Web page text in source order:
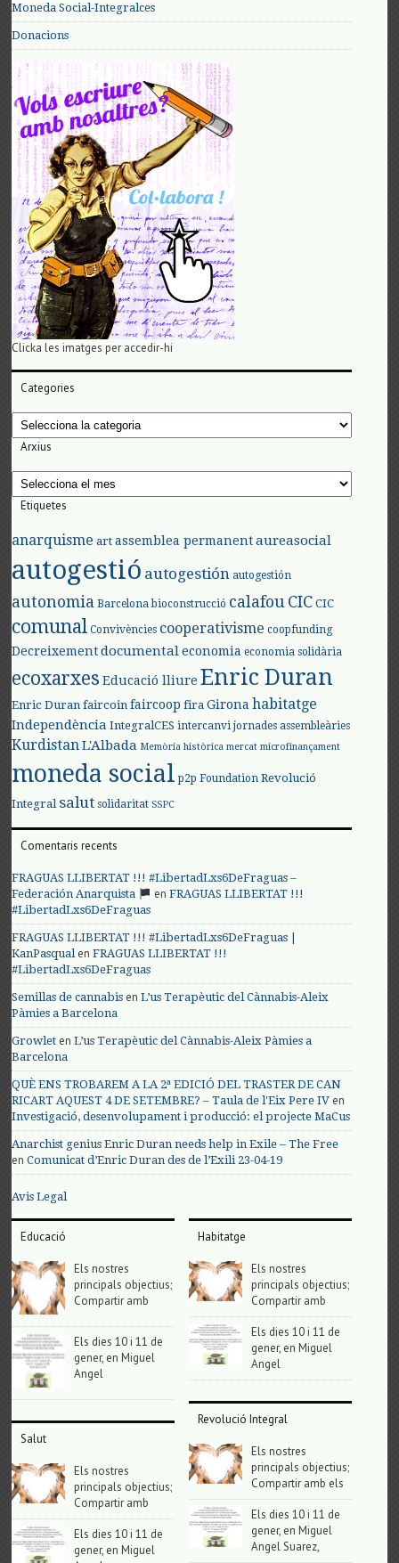
Moneda Social-Integralces
Donacions
Clicka les imatges per accedir-hi
Categories
Categories
Arxius
Arxius
Etiquetes
anarquisme art assemblea permanent aureasocial
autogestió autogestión autogestión
autonomia Barcelona bioconstrucció calafouCIC CIC
comunal Convivències cooperativisme coopfunding
Decreixement documental economia economia solidària
ecoxarxes Educació lliure Enric Duran
Enric Duran faircoin faircoop fira Girona habitatge
Independència IntegralCES intercanvi jornades assembleàries
KurdistanL'Albada Memòria històrica mercat microfinançament
moneda social p2p Foundation Revolució
Integral salut solidaritat SSPC
Comentaris recents
FRAGUAS LLIBERTAT !!! #LibertadLxs6DeFraguas –
Federación Anarquista
enFRAGUAS LLIBERTAT !!!
#LibertadLxs6DeFraguas
FRAGUAS LLIBERTAT !!! #LibertadLxs6DeFraguas |
KanPasqualenFRAGUAS LLIBERTAT !!!
#LibertadLxs6DeFraguas
Semillas de cannabis enL’us Terapèutic del Cànnabis-Aleix
Pàmies a Barcelona
Growlet enL’us Terapèutic del Cànnabis-Aleix Pàmies a
Barcelona
QUÈ ENS TROBAREM A LA 2ª EDICIÓ DEL TRASTER DE CAN
RICART AQUEST 4 DE SETEMBRE? – Taula de l'Eix Pere IV en
Investigació, desenvolupament i producció: el projecte MaCus
Anarchist genius Enric Duran needs help in Exile – The Free
enComunicat d’Enric Duran des de l’Exili 23-04-19
Avis Legal
Educació
Els nostres
principals objectius;
Compartir amb
Els dies 10 i 11 de
gener, en Miguel
Angel
Salut
Els nostres
principals objectius;
Compartir amb
Els dies 10 i 11 de
gener, en Miguel
Habitatge
Els nostres
principals objectius;
Compartir amb
Els dies 10 i 11 de
gener, en Miguel
Angel
Revolució Integral
Els nostres
principals objectius;
Compartir amb els
Els dies 10 i 11 de
gener, en Miguel
Angel Suarez,